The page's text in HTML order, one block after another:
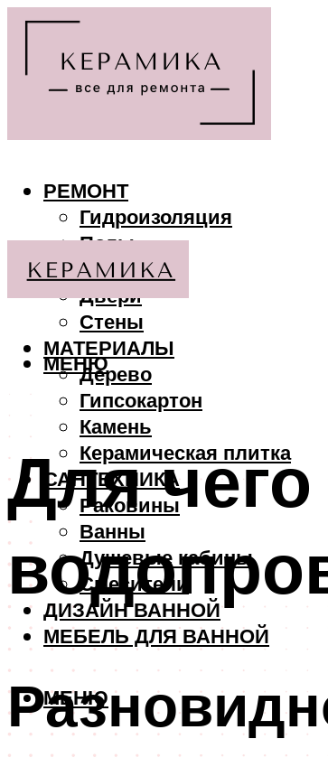
РЕМОНТ
Гидроизоляция
Полы
Потолки
Двери
Стены
МАТЕРИАЛЫ
Дерево
Гипсокартон
Камень
Керамическая плитка
САНТЕХНИКА
Раковины
Ванны
Душевые кабины
Смесители
ДИЗАЙН ВАННОЙ
МЕБЕЛЬ ДЛЯ ВАННОЙ
МЕНЮ
МЕНЮ
Для